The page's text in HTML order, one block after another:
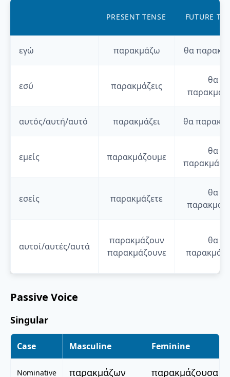
PRESENT TENSE FUTURE
εγώ παρακμάζω θα
εσύ παρακμάζεις
θα
αυτός/αυτή/αυτό παρακμάζει θα
εμείς παρακμάζουμε
θα
εσείς παρακμάζετε
θα
αυτοί/αυτές/αυτά
παρακμάζουν
παρακμάζουνε
θα
Passive Voice
Singular
Case Masculine Feminine
Nominative παρακμάζων παρακμάζουσα